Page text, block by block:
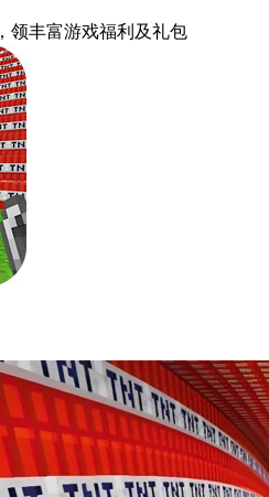
，领丰富游戏福利 及礼包